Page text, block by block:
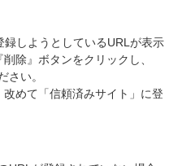
録しようとしているURLが表示
除』ボタンをクリックし、
さい。
めて「信頼済みサイト」に登